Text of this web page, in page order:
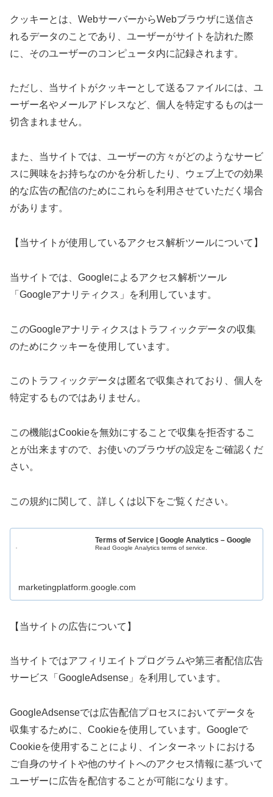
クッキーとは、WebサーバーからWebブラウザに送信さ
れるデータのことであり、ユーザーがサイトを訪れた際
に、そのユーザーのコンピュータ内に記録されます。
ただし、当サイトがクッキーとして送るファイルには、ユ
ーザー名やメールアドレスなど、個人を特定するものは一
切含まれません。
また、当サイトでは、ユーザーの方々がどのようなサービ
スに興味をお持ちなのかを分析したり、ウェブ上での効果
的な広告の配信のためにこれらを利用させていただく場合
があります。
【当サイトが使用しているアクセス解析ツールについて】
当サイトでは、Googleによるアクセス解析ツール
「Googleアナリティクス」を利用しています。
このGoogleアナリティクスはトラフィックデータの収集
のためにクッキーを使用しています。
このトラフィックデータは匿名で収集されており、個人を
特定するものではありません。
この機能はCookieを無効にすることで収集を拒否するこ
とが出来ますので、お使いのブラウザの設定をご確認くだ
さい。
この規約に関して、詳しくは以下をご覧ください。
Terms of Service | Google Analytics – Google
Read Google Analytics terms of service.
marketingplatform.google.com
【当サイトの広告について】
当サイトではアフィリエイトプログラムや第三者配信広告
サービス「GoogleAdsense」を利用しています。
GoogleAdsenseでは広告配信プロセスにおいてデータを
収集するために、Cookieを使用しています。Googleで
Cookieを使用することにより、インターネットにおける
ご自身のサイトや他のサイトへのアクセス情報に基づいて
ユーザーに広告を配信することが可能になります。